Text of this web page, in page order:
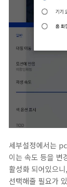
세부설정에서는
이는 속도 등을 변
활성화 되어있으
선택해줄 필요가